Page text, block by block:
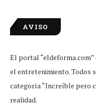
AVISO
El portal “eldeforma.com”
el entretenimiento. Todos
categoría “Increíble pero
realidad.